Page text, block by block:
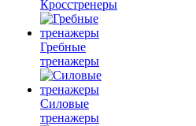
Кросстренеры
Гребные
тренажеры
Силовые
тренажеры